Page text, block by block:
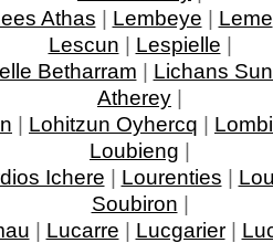
Athas | Lembeye | Leme
Lescun | Lespielle |
Betharram | Lichans
Atherey |
| Lohitzun Oyhercq |
Loubieng |
Ichere | Lourenties |
Soubiron |
| Lucarre | Lucgarier|